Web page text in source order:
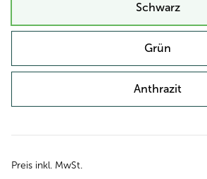
Schwarz
Grün
Anthrazit
Preis inkl. MwSt.